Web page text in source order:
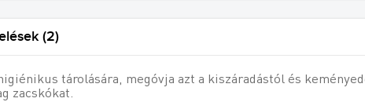
(2)
tárolására, megóvja azt a kiszáradástól és
zacskókat.